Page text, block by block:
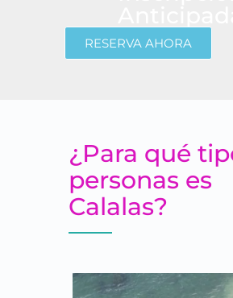
RESERVA AHORA
¿Para qué
personas es
Calalas?